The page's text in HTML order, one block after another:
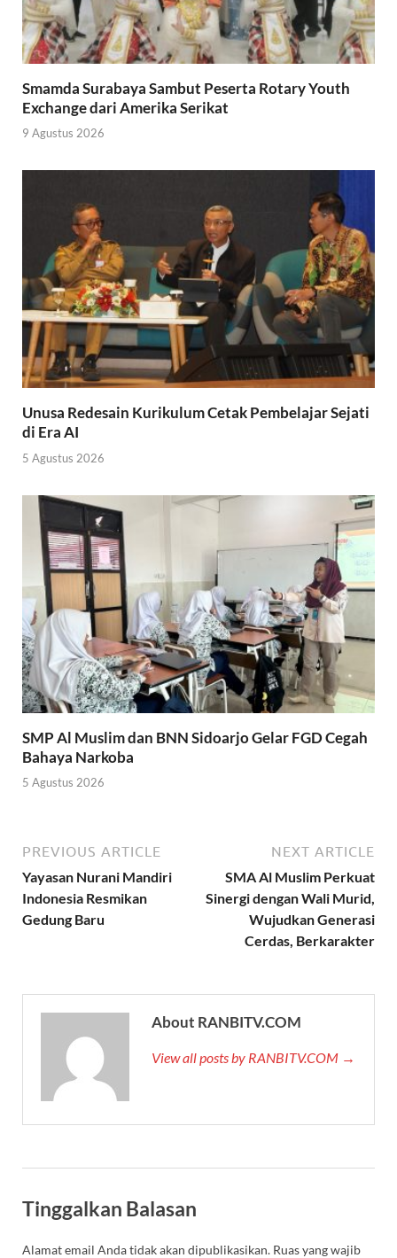
Smamda Surabaya Sambut Peserta Rotary Youth
Exchange dari Amerika Serikat
9 Agustus 2026
Unusa Redesain Kurikulum Cetak Pembelajar Sejati
di Era AI
5 Agustus 2026
SMP Al Muslim dan BNN Sidoarjo Gelar FGD Cegah
Bahaya Narkoba
5 Agustus 2026
PREVIOUS ARTICLE
Yayasan Nurani Mandiri
Indonesia Resmikan
Gedung Baru
NEXT ARTICLE
SMA Al Muslim Perkuat
Sinergi dengan Wali Murid,
Wujudkan Generasi
Cerdas, Berkarakter
About RANBITV.COM
View all posts by RANBITV.COM →
Tinggalkan Balasan
Alamat email Anda tidak akan dipublikasikan. Ruas yang wajib